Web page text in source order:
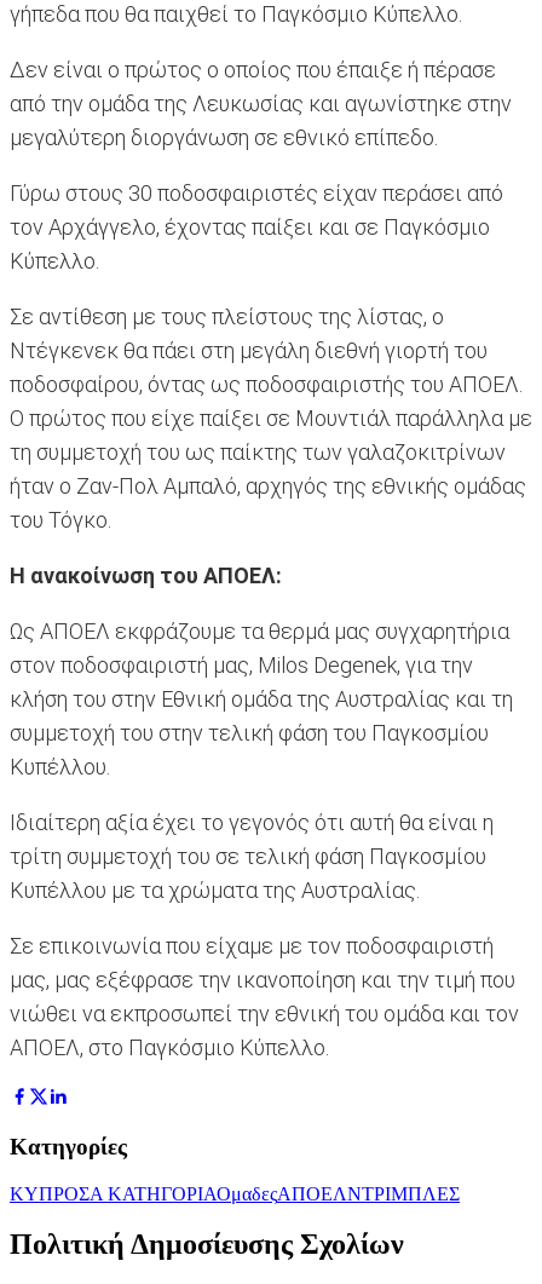
γήπεδα που θα παιχθεί το Παγκόσμιο Κύπελλο.
Δεν είναι ο πρώτος ο οποίος που έπαιξε ή πέρασε
από την ομάδα της Λευκωσίας και αγωνίστηκε στην
μεγαλύτερη διοργάνωση σε εθνικό επίπεδο.
Γύρω στους 30 ποδοσφαιριστές είχαν περάσει από
τον Αρχάγγελο, έχοντας παίξει και σε Παγκόσμιο
Κύπελλο.
Σε αντίθεση με τους πλείστους της λίστας, ο
Ντέγκενεκ θα πάει στη μεγάλη διεθνή γιορτή του
ποδοσφαίρου, όντας ως ποδοσφαιριστής του ΑΠΟΕΛ.
Ο πρώτος που είχε παίξει σε Μουντιάλ παράλληλα με
τη συμμετοχή του ως παίκτης των γαλαζοκιτρίνων
ήταν ο Ζαν-Πολ Αμπαλό, αρχηγός της εθνικής ομάδας
του Τόγκο.
H ανακοίνωση του ΑΠΟΕΛ:
Ως ΑΠΟΕΛ εκφράζουμε τα θερμά μας συγχαρητήρια
στον ποδοσφαιριστή μας, Milos Degenek, για την
κλήση του στην Εθνική ομάδα της Αυστραλίας και τη
συμμετοχή του στην τελική φάση του Παγκοσμίου
Κυπέλλου.
Ιδιαίτερη αξία έχει το γεγονός ότι αυτή θα είναι η
τρίτη συμμετοχή του σε τελική φάση Παγκοσμίου
Κυπέλλου με τα χρώματα της Αυστραλίας.
Σε επικοινωνία που είχαμε με τον ποδοσφαιριστή
μας, μας εξέφρασε την ικανοποίηση και την τιμή που
νιώθει να εκπροσωπεί την εθνική του ομάδα και τον
ΑΠΟΕΛ, στο Παγκόσμιο Κύπελλο.
Κατηγορίες
ΚΥΠΡΟΣΑ ΚΑΤΗΓΟΡΙΑΟμαδεςΑΠΟΕΛΝΤΡΙΜΠΛΕΣ
Πολιτική Δημοσίευσης Σχολίων